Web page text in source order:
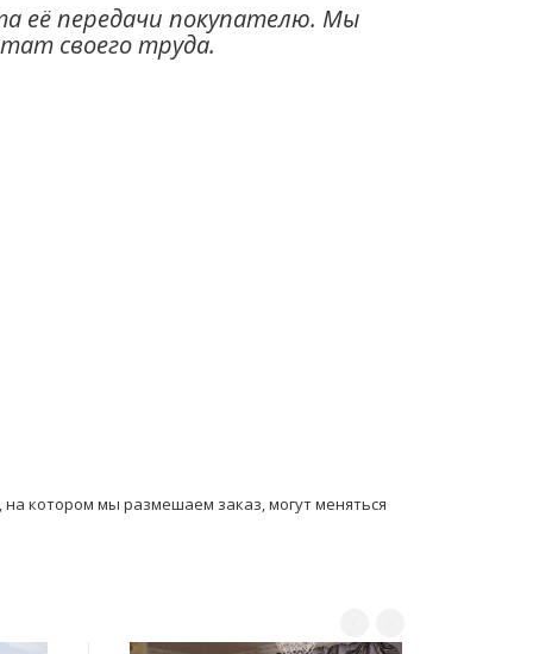
её передачи покупателю. Мы
своего труда.​
котором мы размешаем заказ, могут мeняться